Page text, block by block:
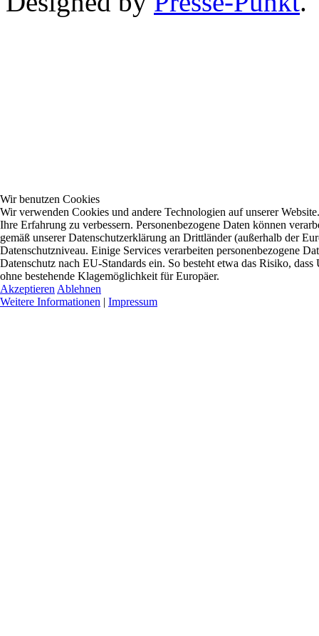
Wir benutzen Cookies
Wir verwenden Cookies und andere Technologien auf unserer
Ihre Erfahrung zu verbessern. Personenbezogene Daten können
gemäß unserer Datenschutzerklärung an Drittländer (außerhalb der
Datenschutzniveau. Einige Services verarbeiten personenbezogene
Datenschutz nach EU-Standards ein. So besteht etwa das Risiko,
ohne bestehende Klagemöglichkeit für Europäer.
Akzeptieren Ablehnen
Weitere Informationen | Impressum